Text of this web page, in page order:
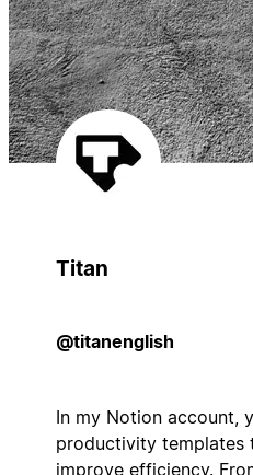
Titan
@titanenglish
In my Notion account,
productivity templates
improve efficiency.